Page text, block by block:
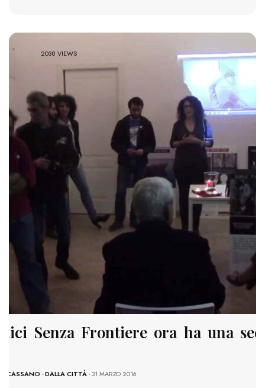
2038 VIEWS
Senza Frontiere ora ha una
CASSANO -DALLA CITTÀ- 31 MARZO 2016